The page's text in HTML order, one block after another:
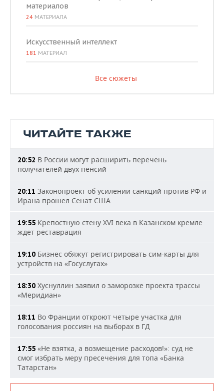
материалов
24 МАТЕРИАЛА
Искусственный интеллект
181 МАТЕРИАЛ
Все сюжеты
ЧИТАЙТЕ ТАКЖЕ
20:52 В России могут расширить перечень
получателей двух пенсий
20:11 Законопроект об усилении санкций против РФ и
Ирана прошел Сенат США
19:55 Крепостную стену XVI века в Казанском кремле
ждет реставрация
19:10 Бизнес обяжут регистрировать сим-карты для
устройств на «Госуслугах»
18:30 Хуснуллин заявил о заморозке проекта трассы
«Меридиан»
18:11 Во Франции откроют четыре участка для
голосования россиян на выборах в ГД
17:55 «Не взятка, а возмещение расходов!»: суд не
смог избрать меру пресечения для топа «Банка
Татарстан»